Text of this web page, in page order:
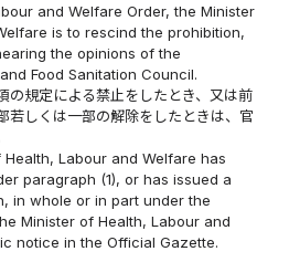
and Welfare Order, the Minister
is to rescind the prohibition,
the opinions of the
Food Sanitation Council.
の規定による禁止をしたとき、又は前
若しくは一部の解除をしたときは、官
Labour and Welfare has
paragraph (1), or has issued a
in whole or in part under the
Minister of Health, Labour and
notice in the Official Gazette.